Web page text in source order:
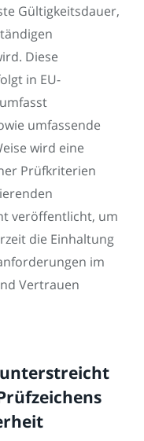
Gültigkeitsdauer,
Diese
in EU-
umfassende
wird eine
Prüfkriterien
veröffentlicht, um
die Einhaltung
im
Vertrauen
unterstreicht